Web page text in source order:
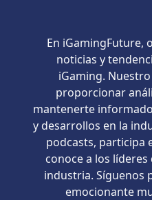
En iGamingFuture,
noticias y
iGaming.
proporcionar
mantenerte
y desarrollos en la
podcasts, participa
conoce a los
industria. Síguenos
emocionante